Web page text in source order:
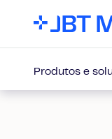
Produtos e